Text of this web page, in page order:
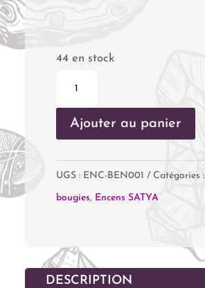
44 en stock
Encens
Ajouter au panier
UGS : ENC-BEN001 Catégories :
bougies, Encens SATYA
DESCRIPTION